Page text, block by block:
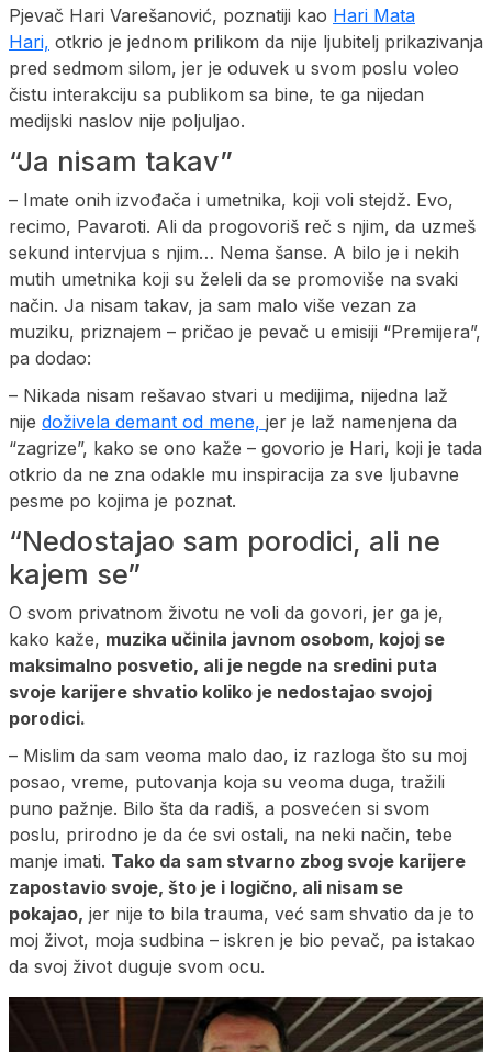
Pjevač Hari Varešanović, poznatiji kao Hari Mata
Hari, otkrio je jednom prilikom da nije ljubitelj prikazivanja
pred sedmom silom, jer je oduvek u svom poslu voleo
čistu interakciju sa publikom sa bine, te ga nijedan
medijski naslov nije poljuljao.
“Ja nisam takav”
– Imate onih izvođača i umetnika, koji voli stejdž. Evo,
recimo, Pavaroti. Ali da progovoriš reč s njim, da uzmeš
sekund intervjua s njim… Nema šanse. A bilo je i nekih
mutih umetnika koji su želeli da se promoviše na svaki
način. Ja nisam takav, ja sam malo više vezan za
muziku, priznajem – pričao je pevač u emisiji “Premijera”,
pa dodao:
– Nikada nisam rešavao stvari u medijima, nijedna laž
nije doživela demant od mene, jer je laž namenjena da
“zagrize”, kako se ono kaže – govorio je Hari, koji je tada
otkrio da ne zna odakle mu inspiracija za sve ljubavne
pesme po kojima je poznat.
“Nedostajao sam porodici, ali ne
kajem se”
O svom privatnom životu ne voli da govori, jer ga je,
kako kaže, muzika učinila javnom osobom, kojoj se
maksimalno posvetio, ali je negde na sredini puta
svoje karijere shvatio koliko je nedostajao svojoj
porodici.
– Mislim da sam veoma malo dao, iz razloga što su moj
posao, vreme, putovanja koja su veoma duga, tražili
puno pažnje. Bilo šta da radiš, a posvećen si svom
poslu, prirodno je da će svi ostali, na neki način, tebe
manje imati. Tako da sam stvarno zbog svoje karijere
zapostavio svoje, što je i logično, ali nisam se
pokajao, jer nije to bila trauma, već sam shvatio da je to
moj život, moja sudbina – iskren je bio pevač, pa istakao
da svoj život duguje svom ocu.